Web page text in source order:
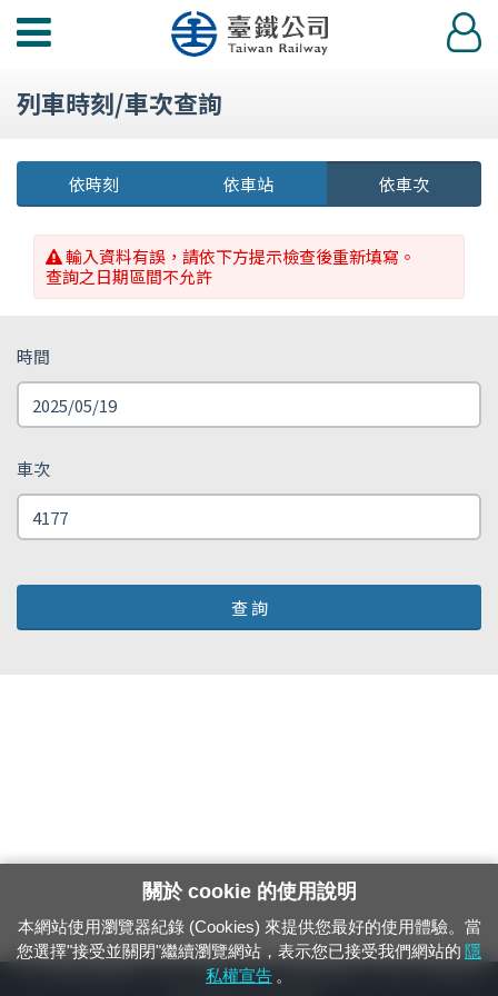
功
選
登
入
列車時刻/車次查詢
依時刻 依車站 依車次
輸入資料有誤，請依下方提示檢查後重新填寫。
查詢之日期區間不允許
時間
車次
查 詢
24小時緊急通報電話：1933（市話、手機，僅限發現軌道、平交道、橋樑及隧
關於 cookie 的使用說明
本網站使用瀏覽器紀錄 (Cookies) 來提供您最好的使用體驗。當
您選擇"接受並關閉"繼續瀏覽網站，表示您已接受我們網站的 隱
私權宣告 。